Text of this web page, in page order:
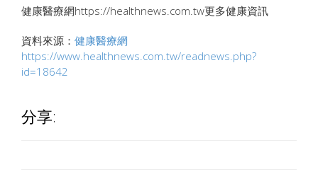
健康醫療網https://healthnews.com.tw更多健康資訊
資料來源： 健康醫療網
https://www.healthnews.com.tw/readnews.php?
id=18642
分享: